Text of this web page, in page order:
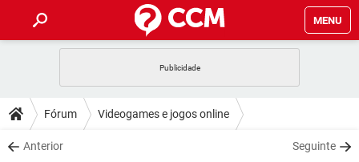
MENU
CELULAR FACEBOOK
OUTLOOK
DICAS
JOGOS WHATSAPP
DOWNLOADS
Fórum Videogames e jogos online
Anterior Seguinte